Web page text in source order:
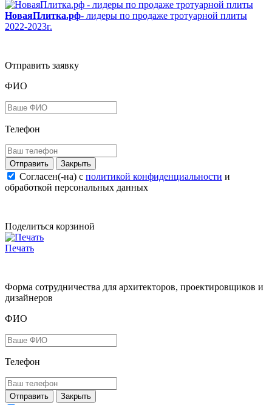
НоваяПлитка.рф- лидеры по продаже тротуарной плиты
2022-2023г.
Отправить заявку
ФИО
Телефон
Закрыть
Согласен(-на) c политикой конфиденциальности и
обработкой персональных данных
Поделиться корзиной
Печать
Форма сотрудничества для архитекторов, проектировщиков и
дизайнеров
ФИО
Телефон
Закрыть